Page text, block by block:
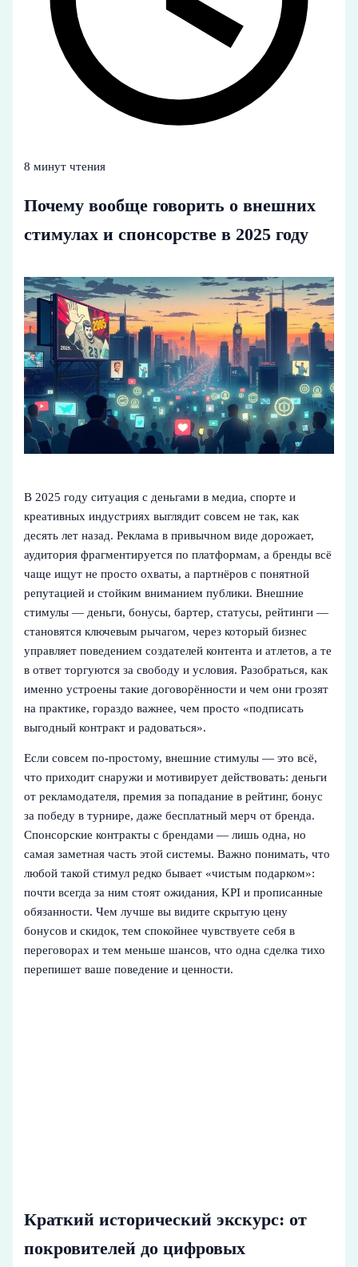
8 минут чтения
Почему вообще говорить о внешних
стимулах и спонсорстве в 2025 году
В 2025 году ситуация с деньгами в медиа, спорте и
креативных индустриях выглядит совсем не так, как
десять лет назад. Реклама в привычном виде дорожает,
аудитория фрагментируется по платформам, а бренды всё
чаще ищут не просто охваты, а партнёров с понятной
репутацией и стойким вниманием публики. Внешние
стимулы — деньги, бонусы, бартер, статусы, рейтинги —
становятся ключевым рычагом, через который бизнес
управляет поведением создателей контента и атлетов, а те
в ответ торгуются за свободу и условия. Разобраться, как
именно устроены такие договорённости и чем они грозят
на практике, гораздо важнее, чем просто «подписать
выгодный контракт и радоваться».
Если совсем по‑простому, внешние стимулы — это всё,
что приходит снаружи и мотивирует действовать: деньги
от рекламодателя, премия за попадание в рейтинг, бонус
за победу в турнире, даже бесплатный мерч от бренда.
Спонсорские контракты с брендами — лишь одна, но
самая заметная часть этой системы. Важно понимать, что
любой такой стимул редко бывает «чистым подарком»:
почти всегда за ним стоят ожидания, KPI и прописанные
обязанности. Чем лучше вы видите скрытую цену
бонусов и скидок, тем спокойнее чувствуете себя в
переговорах и тем меньше шансов, что одна сделка тихо
перепишет ваше поведение и ценности.
Краткий исторический экскурс: от
покровителей до цифровых